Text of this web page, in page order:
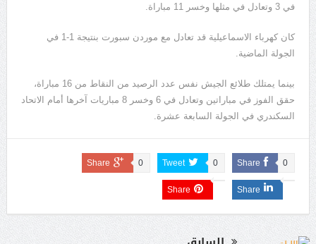
في 3 وتعادل في مثلها وخسر 11 مباراة.
كان كهرباء الاسماعيلية قد تعادل مع موردن سبورت بنتيجة 1-1 في
الجولة الماضية.
بينما يمتلك طلائع الجيش نفس عدد الرصيد من النقاط من 16 مباراة،
حقق الفوز في مباراتين وتعادل في 6 وخسر 8 مباريات آخرها أمام الاتحاد
السكندري في الجولة السابعة عشرة.
Share 0
Tweet 0
Share 0
Share
Share